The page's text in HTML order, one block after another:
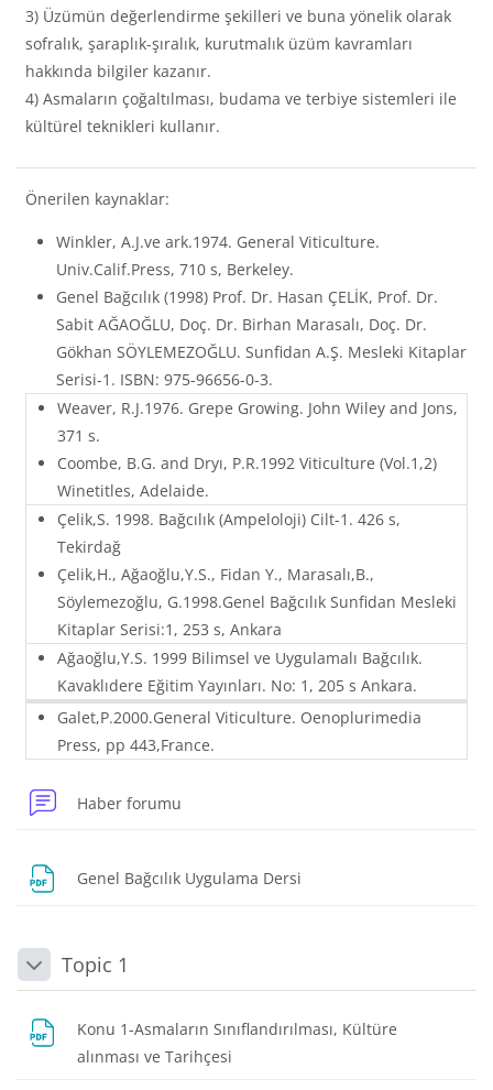
3) Üzümün değerlendirme şekilleri ve buna yönelik olarak
sofralık, şaraplık-şıralık, kurutmalık üzüm kavramları
hakkında bilgiler kazanır.
4) Asmaların çoğaltılması, budama ve terbiye sistemleri ile
kültürel teknikleri kullanır.
Önerilen kaynaklar:
Winkler, A.J.ve ark.1974. General Viticulture.
Univ.Calif.Press, 710 s, Berkeley.
Genel Bağcılık (1998) Prof. Dr. Hasan ÇELİK, Prof. Dr.
Sabit AĞAOĞLU, Doç. Dr. Birhan Marasalı, Doç. Dr.
Gökhan SÖYLEMEZOĞLU. Sunfidan A.Ş. Mesleki Kitaplar
Serisi-1. ISBN: 975-96656-0-3.
Weaver, R.J.1976. Grepe Growing. John Wiley and Jons,
371 s.
Coombe, B.G. and Dryı, P.R.1992 Viticulture (Vol.1,2)
Winetitles, Adelaide.
Çelik,S. 1998. Bağcılık (Ampeloloji) Cilt-1. 426 s,
Tekirdağ
Çelik,H., Ağaoğlu,Y.S., Fidan Y., Marasalı,B.,
Söylemezoğlu, G.1998.Genel Bağcılık Sunfidan Mesleki
Kitaplar Serisi:1, 253 s, Ankara
Ağaoğlu,Y.S. 1999 Bilimsel ve Uygulamalı Bağcılık.
Kavaklıdere Eğitim Yayınları. No: 1, 205 s Ankara.
Galet,P.2000.General Viticulture. Oenoplurimedia
Press, pp 443,France.
Haber forumu
Genel Bağcılık Uygulama Dersi
DaraltTopic 1
Konu 1-Asmaların Sınıflandırılması, Kültüre
alınması ve Tarihçesi